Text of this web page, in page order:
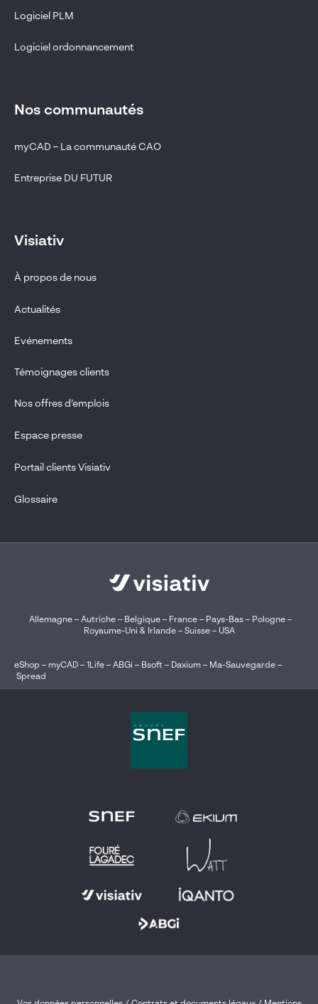
Logiciel PLM
Logiciel ordonnancement
Nos communautés
myCAD – La communauté CAO
Entreprise DU FUTUR
Visiativ
À propos de nous
Actualités
Evénements
Témoignages clients
Nos offres d’emplois
Espace presse
Portail clients Visiativ
Glossaire
Allemagne– Autriche– Belgique – France– Pays-Bas– Pologne–
Royaume-Uni & Irlande– Suisse– USA
eShop – myCAD – 1Life – ABGi – Bsoft – Daxium – Ma-Sauvegarde –
Spread